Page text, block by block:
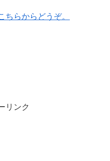
らからどうぞ。
リンク